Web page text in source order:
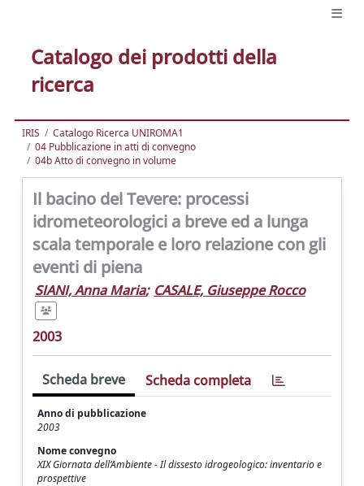
Catalogo dei prodotti della
ricerca
IRIS
Catalogo Ricerca UNIROMA1
04 Pubblicazione in atti di convegno
04b Atto di convegno in volume
Il bacino del Tevere: processi
idrometeorologici a breve ed a lunga
scala temporale e loro relazione con gli
eventi di piena
SIANI, Anna Maria; CASALE, Giuseppe Rocco
2003
Scheda breve Scheda completa
Anno di pubblicazione
2003
Nome convegno
XIX Giornata dell’Ambiente - Il dissesto idrogeologico: inventario e
prospettive